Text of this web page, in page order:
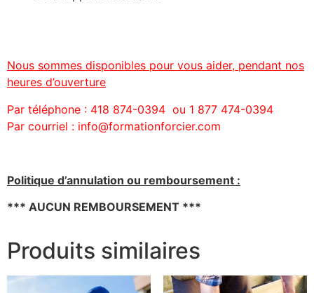
Nous sommes disponibles pour vous aider, pendant nos
heures d’ouverture
Par téléphone : 418 874-0394 ou 1 877 474-0394
Par courriel : info@formationforcier.com
Politique d’annulation ou remboursement :
*** AUCUN REMBOURSEMENT ***
Produits similaires